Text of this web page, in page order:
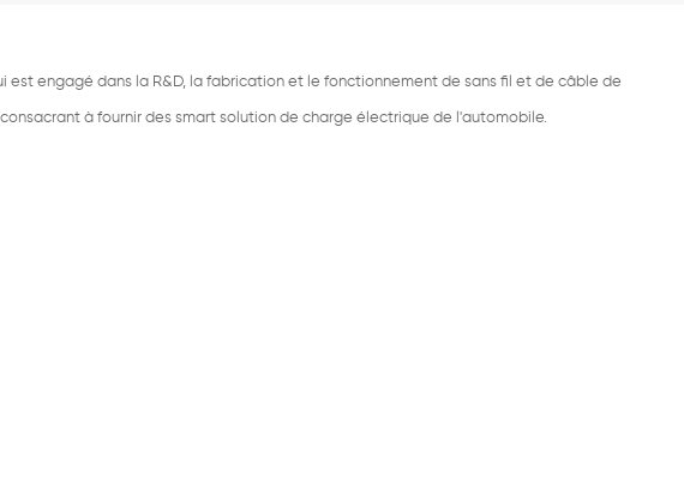
est engagé dans la R&D, la fabrication et le fonctionnement de sans fil et de câble de
à fournir des smart solution de charge électrique de l'automobile.